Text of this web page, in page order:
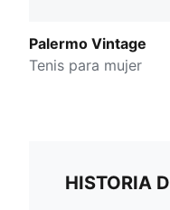
Palermo Vintage
Tenis para mujer
HISTORIA